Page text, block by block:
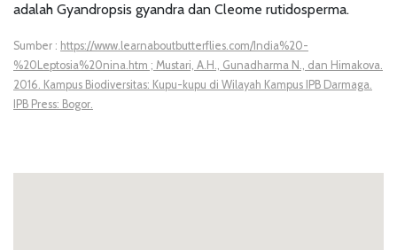
adalah Gyandropsis gyandra dan Cleome rutidosperma.
Sumber : https://www.learnaboutbutterflies.com/India%20-
%20Leptosia%20nina.htm ; Mustari, A.H., Gunadharma N., dan Himakova.
2016. Kampus Biodiversitas: Kupu-kupu di Wilayah Kampus IPB Darmaga.
IPB Press: Bogor.